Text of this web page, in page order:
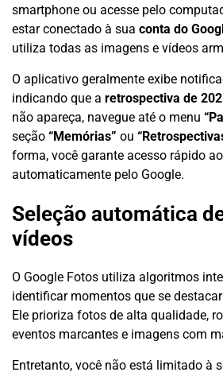
smartphone ou acesse pelo
estar conectado à sua conta do
utiliza todas as imagens e vídeos
O aplicativo geralmente exibe
indicando que a retrospectiva de
não apareça, navegue até o menu
seção “Memórias” ou
forma, você garante acesso rápido
automaticamente pelo Google.
Seleção automática
vídeos
O Google Fotos utiliza algoritmos
identificar momentos que se
Ele prioriza fotos de alta qualidade,
eventos marcantes e imagens com
Entretanto, você não está limitado à